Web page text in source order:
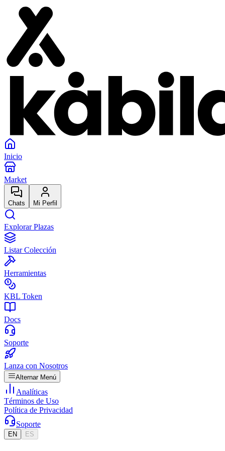
Inicio
Market
Chats Mi Perfil
Explorar Plazas
Listar Colección
Herramientas
KBL Token
Docs
Soporte
Lanza con Nosotros
Alternar Menú
Analíticas
Términos de Uso
Política de Privacidad
Soporte
EN ES